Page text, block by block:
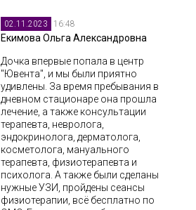
02.11.2023 16:48
Екимова Ольга Александровна
Дочка впервые попала в центр
"Ювента", и мы были приятно
удивлены. За время пребывания в
дневном стационаре она прошла
лечение, а также консультации
терапевта, невролога,
эндокринолога, дерматолога,
косметолога, мануального
терапевта, физиотерапевта и
психолога. А также были сделаны
нужные УЗИ, пройдены сеансы
физиотерапии, всё бесплатно по